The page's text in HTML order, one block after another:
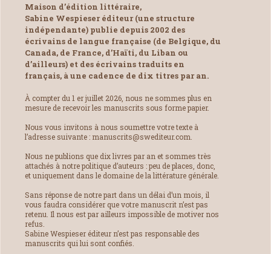
Maison d’édition littéraire,
Sabine Wespieser éditeur (une structure
indépendante) publie depuis 2002 des
écrivains de langue française (de Belgique, du
Canada, de France, d’Haïti, du Liban ou
d’ailleurs) et des écrivains traduits en
français, à une cadence de dix titres par an.
À compter du 1 er juillet 2026, nous ne sommes plus en
mesure de recevoir les manuscrits sous forme papier.
Nous vous invitons à nous soumettre votre texte à
l’adresse suivante : manuscrits@swediteur.com.
Nous ne publions que dix livres par an et sommes très
attachés à notre politique d’auteurs : peu de places, donc,
et uniquement dans le domaine de la littérature générale.
Sans réponse de notre part dans un délai d’un mois, il
vous faudra considérer que votre manuscrit n’est pas
retenu. Il nous est par ailleurs impossible de motiver nos
refus.
Sabine Wespieser éditeur n’est pas responsable des
manuscrits qui lui sont confiés.